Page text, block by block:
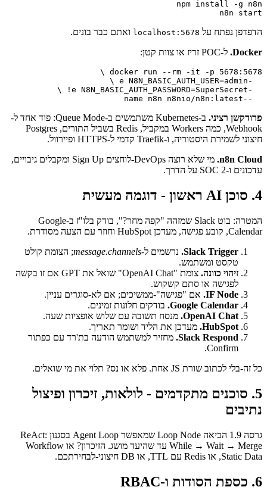
n8n start
הדפדפן נפתח על localhost:5678 ואתם כבר בונים.
Docker. ל-POC זריז או צוות קטן:
  --name n8n n8nio/n8n:latest
פרודקשן רציני.
ב-Kubernetes משתמשים ב-Queue Mode: פוד אחד ל-
Webhook, כמה Workers במקביל, Redis בשביל התורים, Postgres
חיצוני לשמירת היסטוריה, ו-Traefik קדמי ל-HTTPS ופיירוול.
n8n Cloud.
מי שלא רוצה DevOps-לוחצים Sign Up ומקבלים גיבויים,
עדכונים ו-SOC 2 על הדרך.
4. סוכן AI ראשון - דוגמה מעשית
המטרה: בוט Slack שמזהה "קפה מחר?", בודק בלו"ז ב-Google
Calendar, קובע פגישה, מעדכן HubSpot וחוזר עם הצעה מסודרת.
Slack Trigger. נרשמים ל-message.channels; הצומת קולט
טקסט ומשתמש.
זיהוי כוונה.
צומת "OpenAI Chat" שואל את GPT אם זו בקשה
לפגישה או סתם קשקוש.
IF Node. אם "פגישה"-ממשיכים; אם לא-סוגרים עניין.
Google Calendar. בודקים חלונות זמינים.
OpenAI Chat. מנסח תשובה עם שלוש אופציות שעה.
HubSpot. מעדכן את הליד ושומר תאריך.
Slack Respond. מחזיר למשתמש הודעה בת'רד עם כפתור
Confirm.
כל זה-בלי לכתוב שורת JS אחת. פלא או נס? תלוי את מי שואלים.
5. סוכנים מתקדמים - לולאות, זיכרון ופיצול
נתיבים
גרסה 1.9 הביאה Loop Node שמאפשר Agent Loop בסגנון ReAct:
While → Wait → Merge עד שהיעד מושג. הזיכרון? או Workflow
Static Data, או Redis עם TTL, או DB חיצוני-לבחירתכם.
6. כספת הסודות ו-RBAC